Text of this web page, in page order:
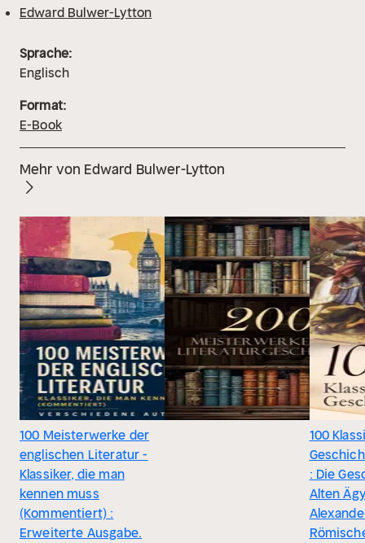
Edward Bulwer-Lytton
Sprache:
Englisch
Format:
E-Book
Mehr von Edward Bulwer-Lytton
100 Meisterwerke der
englischen Literatur -
Klassiker, die man
kennen muss
(Kommentiert) :
Erweiterte Ausgabe.
100
: Die
Alten